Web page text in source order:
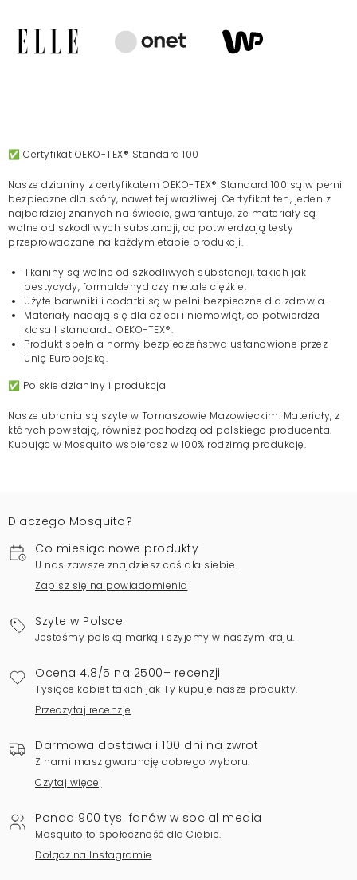
✅ Certyfikat OEKO-TEX® Standard 100
Nasze dzianiny z certyfikatem OEKO-TEX® Standard 100 są w pełni
bezpieczne dla skóry, nawet tej wrażliwej. Certyfikat ten, jeden z
najbardziej znanych na świecie, gwarantuje, że materiały są
wolne od szkodliwych substancji, co potwierdzają testy
przeprowadzane na każdym etapie produkcji.
Tkaniny są wolne od szkodliwych substancji, takich jak
pestycydy, formaldehyd czy metale ciężkie.
Użyte barwniki i dodatki są w pełni bezpieczne dla zdrowia.
Materiały nadają się dla dzieci i niemowląt, co potwierdza
klasa I standardu OEKO-TEX®.
Produkt spełnia normy bezpieczeństwa ustanowione przez
Unię Europejską.
✅ Polskie dzianiny i produkcja
Nasze ubrania są szyte w Tomaszowie Mazowieckim. Materiały, z
których powstają, również pochodzą od polskiego producenta.
Kupując w Mosquito wspierasz w 100% rodzimą produkcję.
Dlaczego Mosquito?
Co miesiąc nowe produkty
U nas zawsze znajdziesz coś dla siebie.
Zapisz się na powiadomienia
Szyte w Polsce
Jesteśmy polską marką i szyjemy w naszym kraju.
Ocena 4.8/5 na 2500+ recenzji
Tysiące kobiet takich jak Ty kupuje nasze produkty.
Przeczytaj recenzje
Darmowa dostawa i 100 dni na zwrot
Z nami masz gwarancję dobrego wyboru.
Czytaj więcej
Ponad 900 tys. fanów w social media
Mosquito to społeczność dla Ciebie.
Dołącz na Instagramie